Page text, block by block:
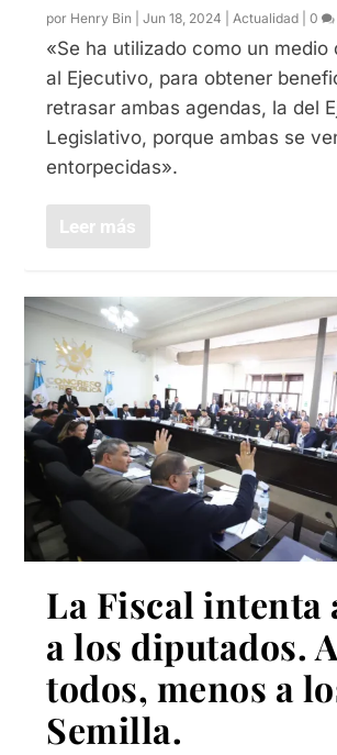
por Henry Bin |Jun 18, 2024 Actualidad |0
«Se ha utilizado como un medio
al Ejecutivo, para obtener
retrasar ambas agendas, la del
Legislativo, porque ambas se
entorpecidas».
Leer más
La Fiscal intenta
a los diputados. A
todos, menos a
Semilla.